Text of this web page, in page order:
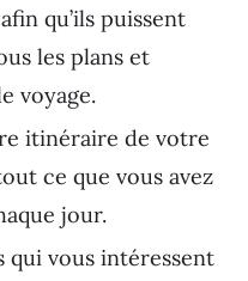
afin qu’ils puissent
les plans et
voyage.
itinéraire de votre
ce que vous avez
jour.
qui vous intéressent